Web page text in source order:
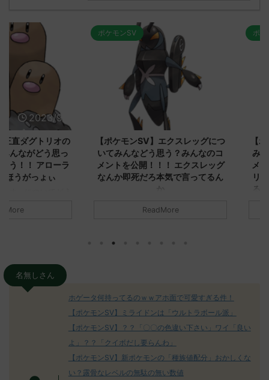
2023/9/8
トリオの
どう思っ
アローラ
っょぃ
test/re
リージョ
ただダグト
れたウミト
ポケモンSV
2023/9/8
【ポケモンSV】エクスレッグにつ
いてみんなどう思う？みんなのコ
メントを公開！！！ エクスレッグ
なんか即死だろ本気で言ってるん
う思ってる？ 初めの記事 元のス
ッグヘルムかっこいいから助かる 名
決めた！ (ﾜｯﾁｮｲW b524-NwUu)
2023/06/28(水 ...
ReadMore
ポケモンSV
【ポケモ
みんなど
メントを
リーはバ
るよりビ
たラウドボ
しさん0624
名無しさん
ホゲータ何持ってるのｗｗアホ面で可愛すぎる件！
【ポケモンSV】ミライドンは「ウルトラボール派」
【ポケモンSV】？？「〇〇の色違い下さい」ワイ「良い
よ」？？「クイボだし要らんわ」
【ポケモンSV】新ポケモンの「種族値配分」おかしくな
い？露骨なレベルの無駄の無い数値